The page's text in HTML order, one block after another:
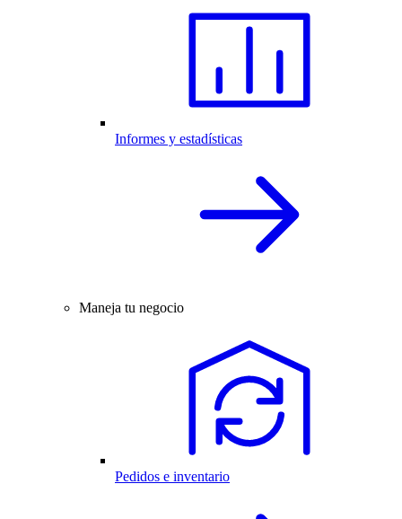
Informes y estadísticas
Maneja tu negocio
Pedidos e inventario